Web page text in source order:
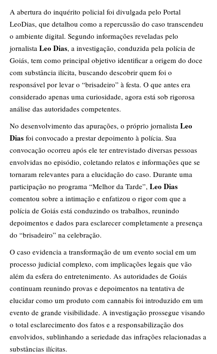
A abertura do inquérito policial foi divulgada pelo Portal
LeoDias, que detalhou como a repercussão do caso transcendeu
o ambiente digital. Segundo informações reveladas pelo
jornalista Leo Dias, a investigação, conduzida pela polícia de
Goiás, tem como principal objetivo identificar a origem do doce
com substância ilícita, buscando descobrir quem foi o
responsável por levar o “brisadeiro” à festa. O que antes era
considerado apenas uma curiosidade, agora está sob rigorosa
análise das autoridades competentes.
No desenvolvimento das apurações, o próprio jornalista Leo
Dias foi convocado a prestar depoimento à polícia. Sua
convocação ocorreu após ele ter entrevistado diversas pessoas
envolvidas no episódio, coletando relatos e informações que se
tornaram relevantes para a elucidação do caso. Durante uma
participação no programa “Melhor da Tarde”, Leo Dias
comentou sobre a intimação e enfatizou o rigor com que a
polícia de Goiás está conduzindo os trabalhos, reunindo
depoimentos e dados para esclarecer completamente a presença
do “brisadeiro” na celebração.
O caso evidencia a transformação de um evento social em um
processo judicial complexo, com implicações legais que vão
além da esfera do entretenimento. As autoridades de Goiás
continuam reunindo provas e depoimentos na tentativa de
elucidar como um produto com cannabis foi introduzido em um
evento de grande visibilidade. A investigação prossegue visando
o total esclarecimento dos fatos e a responsabilização dos
envolvidos, sublinhando a seriedade das infrações relacionadas a
substâncias ilícitas.